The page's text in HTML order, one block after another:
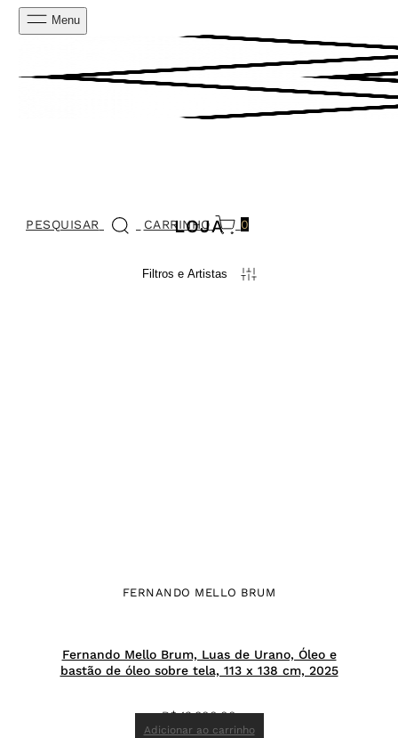
Menu
PESQUISAR CARRINHO 0
LOJA
Filtros e Artistas
FERNANDO MELLO BRUM
Fernando Mello Brum, Luas de Urano, Óleo e
bastão de óleo sobre tela, 113 x 138 cm, 2025
R$13.800,00
Adicionar ao carrinho